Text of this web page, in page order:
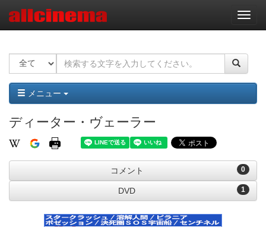
ナ
ビ
ー
ョ
ン
メニュー
ディーター・ヴェーラー
0
コメント
1
DVD